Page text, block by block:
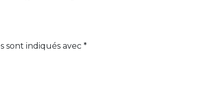
sont indiqués avec *